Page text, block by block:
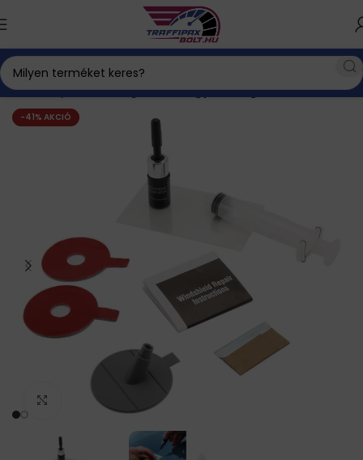
Kezdőlap Autós kiegészítők Egyéb kiegészítők
-41% AKCIÓ
Click to enlarge